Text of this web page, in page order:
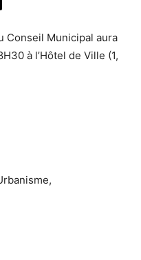
Conseil Municipal aura
à l’Hôtel de Ville (1,